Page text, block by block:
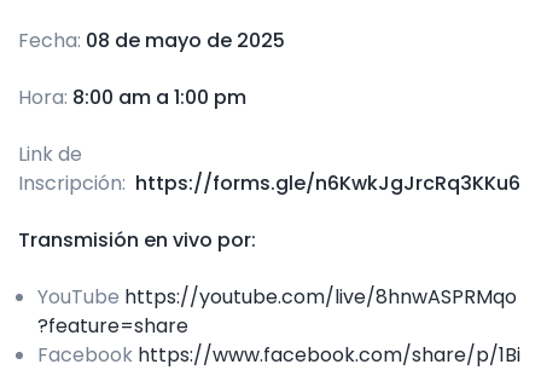
Fecha: 08 de mayo de 2025
Hora: 8:00 am a 1:00 pm
Link de
Inscripción: https://forms.gle/n6KwkJgJrcRq3KKu6
Transmisión en vivo por:
YouTube https://youtube.com/live/8hnwASPRMqo
?feature=share
Facebook https://www.facebook.com/share/p/1Bi